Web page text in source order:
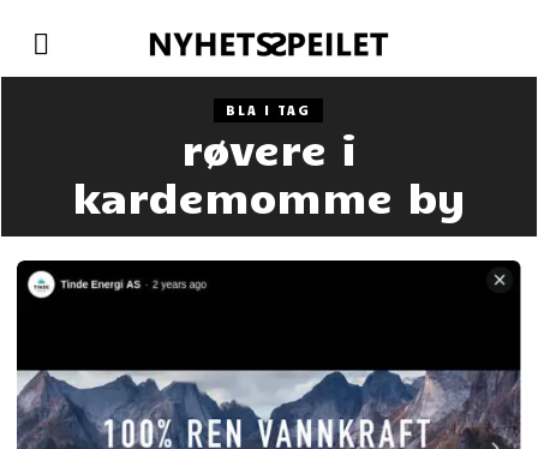
BLA I TAG
røvere i
kardemomme by